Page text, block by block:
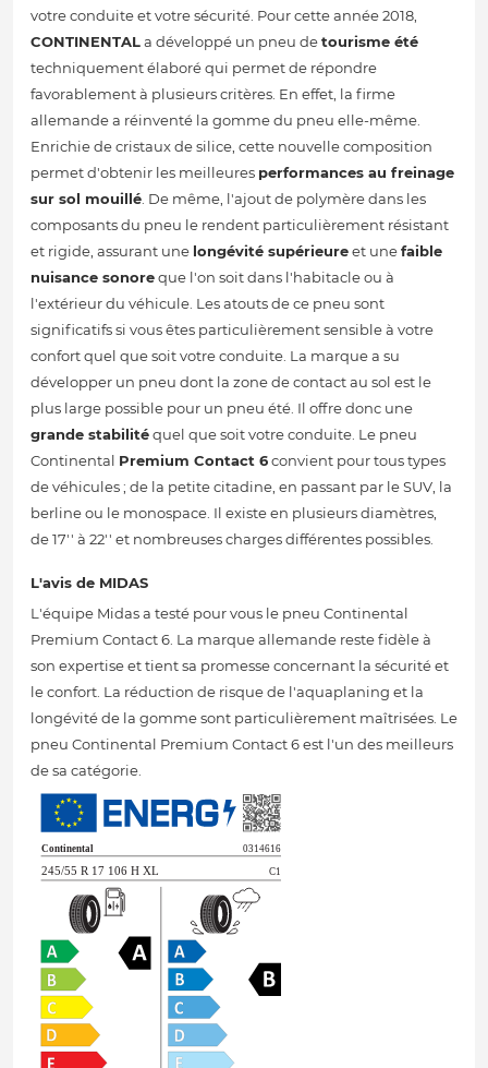
votre conduite et votre sécurité. Pour cette année 2018,
CONTINENTALa développé un pneu detourisme été
techniquement élaboré qui permet de répondre
favorablement à plusieurs critères. En effet, la firme
allemande a réinventé la gomme du pneu elle-même.
Enrichie de cristaux de silice, cette nouvelle composition
permet d'obtenir les meilleures performances au freinage
sur sol mouillé. De même, l'ajout de polymère dans les
composants du pneu le rendent particulièrement résistant
et rigide, assurant une longévité supérieureet unefaible
nuisance sonoreque l'on soit dans l'habitacle ou à
l'extérieur du véhicule. Les atouts de ce pneu sont
significatifs si vous êtes particulièrement sensible à votre
confort quel que soit votre conduite. La marque a su
développer un pneu dont la zone de contact au sol est le
plus large possible pour un pneu été. Il offre donc une
grande stabilitéquel que soit votre conduite. Le pneu
Continental Premium Contact 6convient pour tous types
de véhicules ; de la petite citadine, en passant par le SUV, la
berline ou le monospace. Il existe en plusieurs diamètres,
de 17'' à 22'' et nombreuses charges différentes possibles.
L'avis de MIDAS
L'équipe Midas a testé pour vous le pneu Continental
Premium Contact 6. La marque allemande reste fidèle à
son expertise et tient sa promesse concernant la sécurité et
le confort. La réduction de risque de l'aquaplaning et la
longévité de la gomme sont particulièrement maîtrisées. Le
pneu Continental Premium Contact 6 est l'un des meilleurs
de sa catégorie.